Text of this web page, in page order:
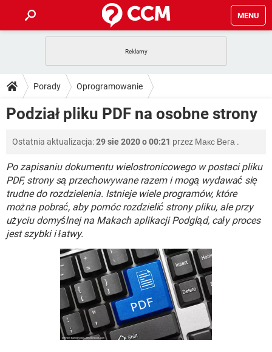
MENU
GRY WHATSAPP
SPOTIFY NETFLIX
PORADY
PlayStation TIKTOK
GRY WHATSAPP
SPOTIFY NETFLIX
INSTAGRAM FACEBOOK
WINDOWS 10
DO POBRANIA
IOS NETFLIX
INSTAGRAM FACEBOOK
WINDOWS 10
FORUM
COVID-19 TIKTOK
GRY WHATSAPP
SPOTIFY NETFLIX
INSTAGRAM FACEBOOK
ARTYKUŁY
COVID-19 TIKTOK
SPOTIFY
FACEBOOK
Porady Oprogramowanie
Oprogramowanie biurowe PDF
Podział pliku PDF na osobne strony
Ostatnia aktualizacja:29 sie 2020 o 00:21 przez Макс Вега .
Po zapisaniu dokumentu wielostronicowego w postaci pliku
PDF, strony są przechowywane razem i mogą wydawać się
trudne do rozdzielenia. Istnieje wiele programów, które
można pobrać, aby pomóc rozdzielić strony pliku, ale przy
użyciu domyślnej na Makach aplikacji Podgląd, cały proces
jest szybki i łatwy.